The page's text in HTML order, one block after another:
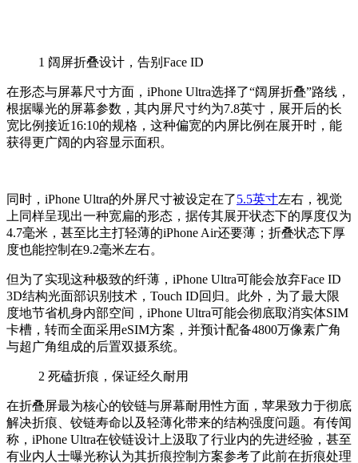
1 阔屏折叠设计，告别Face ID
在形态与屏幕尺寸方面，iPhone Ultra选择了“阔屏折叠”路线，
根据曝光的屏幕参数，其内屏尺寸约为7.8英寸，展开后的长
宽比例接近16:10的规格，这种偏宽的内屏比例在展开时，能
获得更广阔的内容显示面积。
同时，iPhone Ultra的外屏尺寸被设定在了5.5英寸左右，视觉
上同样呈现出一种宽扁的形态，据传其展开状态下的厚度仅为
4.7毫米，甚至比主打轻薄的iPhone Air还要薄；折叠状态下厚
度也能控制在9.2毫米左右。
但为了实现这种极致的纤薄，iPhone Ultra可能会放弃Face ID
3D结构光面部识别技术，Touch ID回归。此外，为了最大限
度地节省机身内部空间，iPhone Ultra可能会彻底取消实体SIM
卡槽，转而全面采用eSIM方案，并预计配备4800万像素广角
与超广角组成的后置双摄系统。
2 死磕折痕，保证经久耐用
在折叠屏最为核心的铰链与屏幕耐用性方面，苹果致力于彻底
解决折痕、铰链寿命以及轻薄化带来的结构强度问题。有传闻
称，iPhone Ultra在铰链设计上汲取了行业内的先进经验，甚至
有业内人士曝光称认为其折痕控制方案参考了此前在折痕处理